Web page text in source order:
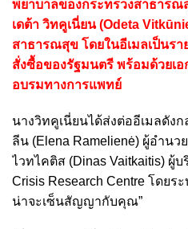
พยาบาลของกระทรวงสาธารณ
เดต้า วิทคูเนี่ยน (Odeta
สาธารณสุข โดยในอีเมลเป็นรา
สั่งซื้อของรัฐมนตรี พร้อมด้วยเ
อบรมทางการแพทย์
นางวิทคูเนี่ยนได้ส่งต่ออีเมลดังก
ลีน (Elena Ramelienė) ผู้อำน
ไวทไคติส (Dinas Vaitkaitis) ผู้
Crisis Research Centre โดยร
น่าจะเซ็นสัญญากับคุณ”